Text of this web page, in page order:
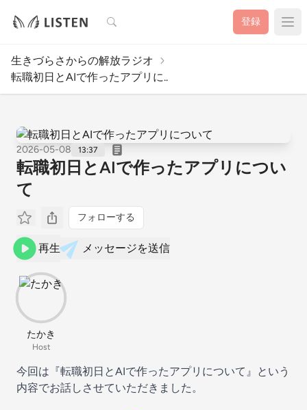
検索 登録
生きづらさからの解放ラジオ
転職初日とAIで作ったアプリに..
2026-05-08 13:37
転職初日とAIで作ったアプリについ
て
フォローする
再生 メッセージを送信
たかき
Host
今回は『転職初日とAIで作ったアプリについて』という
内容でお話しさせていただきました。